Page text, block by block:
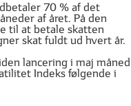
70 % af det
af året. På den
til at betale skatten
skat fuldt ud hvert år.
lancering i maj måned
Indeks følgende i